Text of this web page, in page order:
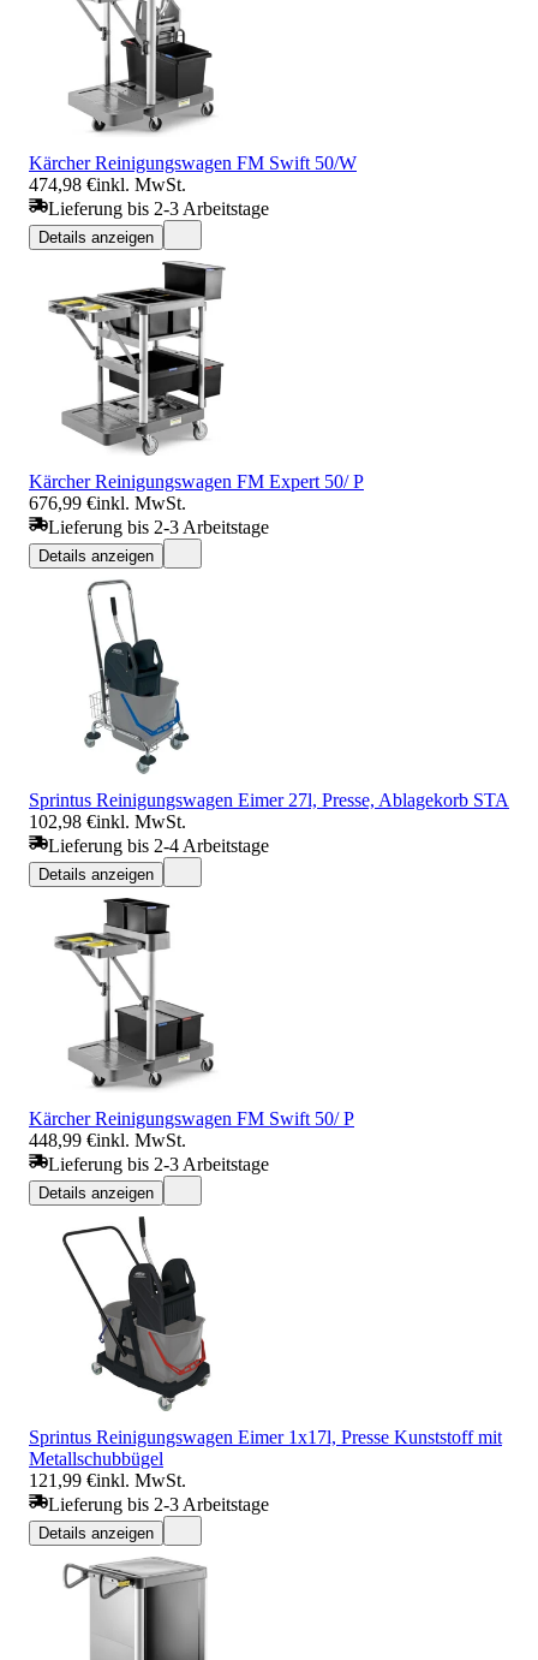
Kärcher Reinigungswagen FM Swift 50/W
474,98 €inkl. MwSt.
Lieferung bis 2-3 Arbeitstage
Details anzeigen
Kärcher Reinigungswagen FM Expert 50/ P
676,99 €inkl. MwSt.
Lieferung bis 2-3 Arbeitstage
Details anzeigen
Sprintus Reinigungswagen Eimer 27l, Presse, Ablagekorb STA
102,98 €inkl. MwSt.
Lieferung bis 2-4 Arbeitstage
Details anzeigen
Kärcher Reinigungswagen FM Swift 50/ P
448,99 €inkl. MwSt.
Lieferung bis 2-3 Arbeitstage
Details anzeigen
Sprintus Reinigungswagen Eimer 1x17l, Presse Kunststoff mit
Metallschubbügel
121,99 €inkl. MwSt.
Lieferung bis 2-3 Arbeitstage
Details anzeigen